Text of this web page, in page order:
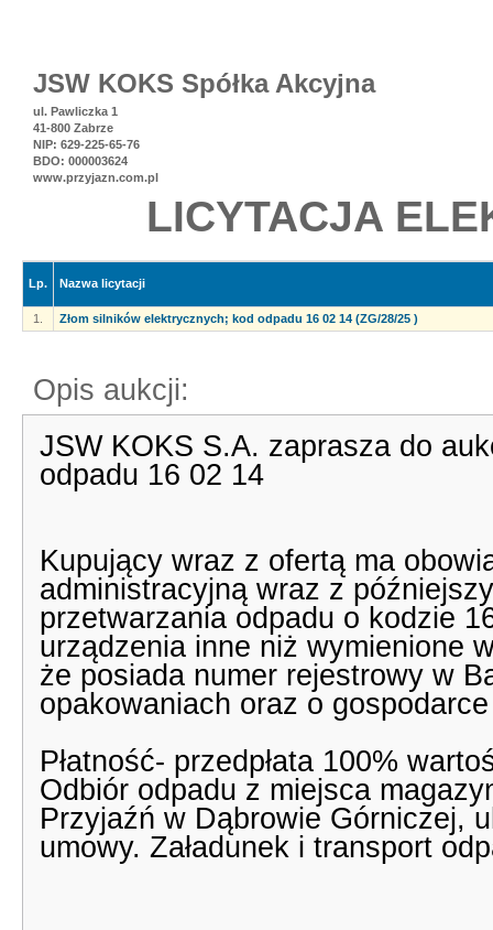
JSW KOKS Spółka Akcyjna
ul. Pawliczka 1
41-800 Zabrze
NIP: 629-225-65-76
BDO: 000003624
www.przyjazn.com.pl
LICYTACJA
Lp. Nazwa licytacji
1. Złom silników elektrycznych; kod odpadu 16 02 14 (ZG/28/25 )
Opis aukcji:
JSW KOKS S.A. zaprasza do
odpadu 16 02 14
Kupujący wraz z ofertą ma
administracyjną wraz z
przetwarzania odpadu o kodzie
urządzenia inne niż wymienione
że posiada numer rejestrowy w
opakowaniach oraz o
Płatność- przedpłata 100%
Odbiór odpadu z miejsca
Przyjaźń w Dąbrowie Górniczej,
umowy. Załadunek i transport